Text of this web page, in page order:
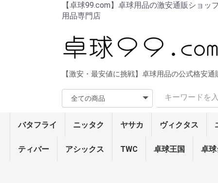
【卓球99.com】卓球用品の激安通販ショッ
用品専門店
【激安・最安値に挑戦】卓球用品の公式格安通
バタフライ
ラバー ザイア03
グレイザー・シリーズ
ディグニクス・シリー
テナジー・シリーズ
ラウンデル・シリーズ
ロゼナ
ブライス・シリーズ
スレイバー・シリーズ
タキネス・シリーズ
タキファイヤドライブ
フレクストラ/サフィー
インパーシャル・シリ
スピーディーP.O./チャ
レンジャーATTACK
オーソドックスDX
イリウス・シリーズ(粒
フェイント・シリーズ
スーパーアンチ
ラージ・ラバー
ラケット・シェーク
アウターフォース・シ
樊振東・シリーズ
林昀儒
張本智和・シリーズ
ビスカリア・レボルデ
アポロニア・フレイタ
オフチャロフ
水谷・フランチスカ
ティモボル・シリーズ
インナーフォース・シ
SK・シリーズ
コルベル/メイスアドバ
エクスター5/TB5α/フ
ァルシーマ
インナーシールド レイ
ヤーZLF/ダイオード
ラケット・ペン
ビスカリア・シリーズ
(中国式ペン)
樊振東・シリーズ(中国
張本智和・シリーズ(中
国式ペン)
インナーフォース・シ
リーズ(中国式ペン)
SK・シリーズ(中国式
ティモボルCAF
水谷隼/吉田海偉/ハッ
サイプレス・シリーズ
(単板ペン)
ハッドロウJPV‐S
ハッドロウJPV‐R
ハッドロウリボルバー/
ガレイディア リボルバ
ラバー貼りラケット
ウェア 男女兼用ウェア
レディースウェア
男女兼用パンツ
レディースパンツ
Tシャツ
トレーニングウェア
シューズ
エナジーフォースシリ
レゾラインシリーズ
ソックス
メンテナンス 接着剤
ラバーフィルム
サイドテープ
ラバーメンテナンス
ラケットメンテナンス
ネット/サポート ネット・サポート
カウンター
その他
卓球台/ロボット 卓球台
ロボット/フェンス
その他
バッグ/ケース ラケットケース
シューズケース
ボールケース
バッグ
ボール 40mm3スター公認球
40mmトレーニングボ
ラージボール
タオル/バンド
ラージ用品
その他 DVD/ブルーレイ
その他
ニッタク
ラバー
ファスター
フライアッ
テンション
高弾性裏ソフ
キョウヒョ
粘着性裏ソフ
コントロー
モリストSP
テンション
ドナックル
表ソフト
粒高ラバー
ラージ・ラバ
ラケット・シェーク
キョウヒョ
弦楽器・シ
セプティア
トルネード
剛力・シリー
WG・シリー
ラティカ・
攻撃用(特殊
7枚合板シェ
攻撃用シェー
オールラウン
テナリー
守備用シェー
ラージ・シ
ラケット・ペン 弦楽器・シ
剛力・シリー
セプティア
中国式ペン(
中国式ペン
角型ペン(単
角型ペン
角丸型ペン(
角丸型ペン
反転式ペン
ラージ・ペ
ウェア 男女兼用ウェ
レディース
男女兼用パン
レディース
Tシャツ
トレーニング
シューズ
ソックス
メンテナンス 接着剤
ラバーフィル
サイドテープ
ラバーメン
ラケットメ
バッグ/ケース ラケットケー
ボールケース
バッグ
ボール 3スター硬球
2スター硬球
トレーニン
ラージボール
タオル/バンド タオル
バンド
卓球台/ロボット
ネット/サポート ネット・サ
カウンター
その他
ラージ用品
その他
ヤサカ
ラバー
ラケット・シェーク
ラケット・ペン
ウェア
シューズ
ソックス
メンテナンス
ネット/サポート
卓球台周辺機器
卓球台/ロボット
バッグ/ケース
ボール
タオル/バンド
ラージ用品
その他
ヴィクタス
ラバー
シェイク・ラケ
ペン・ラケット
ラージボール用
メンテナンス
ボール
ウェア
シューズ
ソックス/タオル
バッグ/ケース
卓球台周辺機器
ティバー アシックス TWC 卓球王国 卓